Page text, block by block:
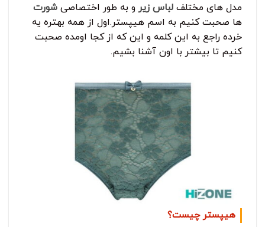
مدل های مختلف لباس زیر و به طور اختصاصی شورت
ها صحبت کنیم به اسم هیپستر.اول از همه بهتره یه
خرده راجع به این کلمه و این که از کجا اومده صحبت
کنیم تا بیشتر با اون آشنا بشیم.
هیپستر چیست؟